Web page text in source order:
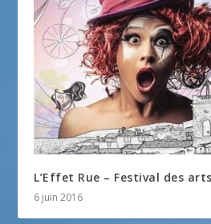
L’Effet Rue – Festival des
6 juin 2016